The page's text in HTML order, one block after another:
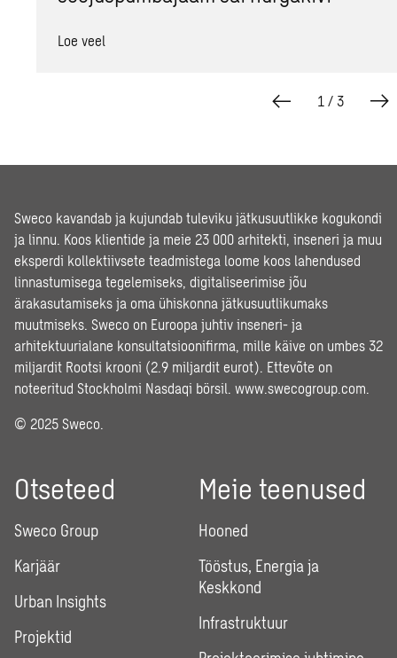
Loe veel
1 / 3
Sweco kavandab ja kujundab tuleviku jätkusuutlikke kogukondi
ja linnu. Koos klientide ja meie 23 000 arhitekti, inseneri ja muu
eksperdi kollektiivsete teadmistega loome koos lahendused
linnastumisega tegelemiseks, digitaliseerimise jõu
ärakasutamiseks ja oma ühiskonna jätkusuutlikumaks
muutmiseks. Sweco on Euroopa juhtiv inseneri- ja
arhitektuurialane konsultatsioonifirma, mille käive on umbes 32
miljardit Rootsi krooni (2.9 miljardit eurot). Ettevõte on
noteeritud Stockholmi Nasdaqi börsil. www.swecogroup.com
© 2025 Sweco.
Otseteed
Sweco Group
Karjäär
Urban Insights
Projektid
Meie teenused
Hooned
Tööstus, Energia ja
Keskkond
Infrastruktuur